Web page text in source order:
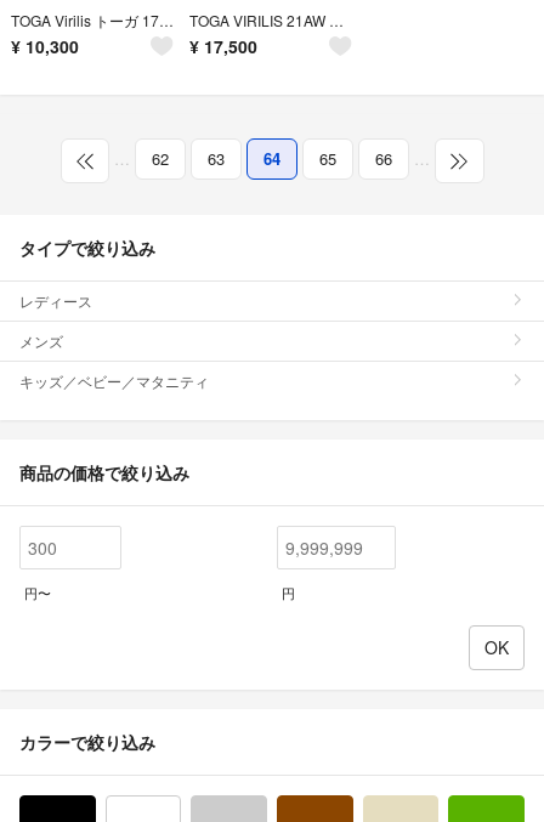
TOGA Virilis トーガ 17AW Denim Wrap Pants
¥ 10,300
TOGA VIRILIS 21AW ペイズリージャガードパンツ
¥ 17,500
… 62 63 64 65 66 …
タイプで絞り込み
レディース
メンズ
キッズ／ベビー／マタニティ
商品の価格で絞り込み
円〜 円
カラーで絞り込み